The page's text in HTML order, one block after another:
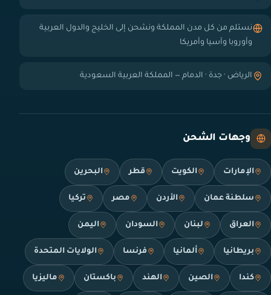
نستلم من كل مدن المملكة ونشحن إلى الخليج والدول العربية
وأوروبا وآسيا وأمريكا
الرياض · جدة · الدمام — المملكة العربية السعودية
وجهات الشحن
الإمارات الكويت قطر البحرين
سلطنة عمان الأردن مصر تركيا
العراق لبنان السودان اليمن
بريطانيا ألمانيا فرنسا الولايات المتحدة
كندا الصين الهند باكستان ماليزيا